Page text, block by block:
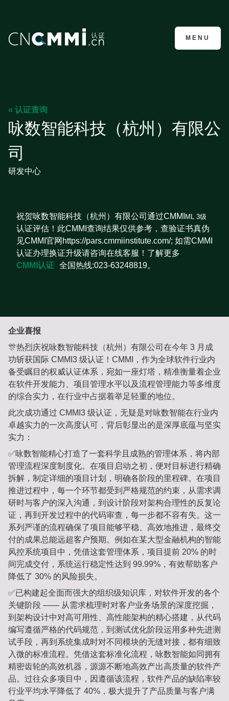
CMMI认证咨询
MENU
« 认证查询
咏数智能科技（杭州）有限公
司
研发中心
祝贺咏数智能科技（杭州）有限公司通过CMMI ML 3级
认证评估！此CMMI查询结果仅供参考，查验证书真伪
见CMMI官网https://pars.cmmiinstitute.com/; 如需CMMI
认证办理换证升级请咨询在线客服！了解更多
CMMI认证 全国热线:023-63248819。
企业喜报
🎊热烈庆祝咏数智能科技（杭州）有限公司在今年 3 月成
功斩获国际 CMMI3 级认证！CMMI，作为全球软件行业内
备受瞩目的权威认证体系，宛如一座灯塔，精准衡量着企业
在软件开发能力、项目管理水平以及流程管理能力等多维度
的综合实力，在行业中占据着举足轻重的地位。
此次成功通过 CMMI3 级认证，无疑是对咏数智能在行业内
卓越实力的一次高度认可，背后彰显出的是深厚底蕴与坚实
实力：
✅咏数智能精心打造了一套科学且成熟的管理体系，将内部
管理流程深度制度化。在项目启动之初，便对目标进行精确
拆解，制定详细的项目计划，明确各阶段的里程碑。在项目
推进过程中，每一个环节都受到严格规范的约束，从需求调
研时与客户的深入沟通，到设计阶段对架构合理性的反复论
证，再到开发过程中的代码审查，每一步都不容有失。这一
系列严谨的流程确保了项目能够平稳、高效地推进，最终交
付的成果总能远超客户预期。例如在某大型金融机构的智能
风控系统项目中，凭借这套管理体系，项目提前 20% 的时
间完成交付，系统运行稳定性达到 99.99%，有效帮助客户
降低了 30% 的风险损失。
✅已构建起全面而强大的组织级知识库，对软件开发的各个
关键阶段 —— 从需求梳理时对客户业务场景的深度挖掘，
到架构设计中对高可用性、高性能架构的精心搭建，从代码
编写遵循严格的代码规范，到测试优化阶段运用多种先进测
试手段，再到系统集成时对不同模块的无缝对接，都有细致
入微的标准流程。凭借这套标准化流程，咏数智能如同拥有
精密齿轮的高效机器，源源不断地高效产出高质量的软件产
品。过往众多项目中，因遵循该流程，软件产品的缺陷率较
行业平均水平降低了 40%，极大提升了产品质量与客户满